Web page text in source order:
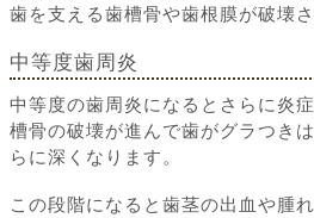
歯を支える歯槽骨や歯根膜が破壊
中等度歯周炎
中等度の歯周炎になるとさらに炎
槽骨の破壊が進んで歯がグラつき
らに深くなります。
この段階になると歯茎の出血や腫